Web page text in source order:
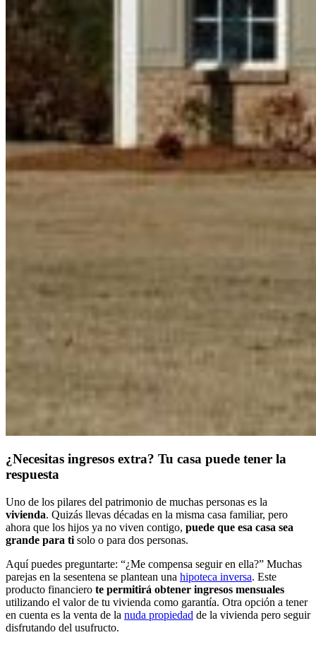
¿Necesitas ingresos extra? Tu casa puede tener la
respuesta
Uno de los pilares del patrimonio de muchas personas es la
vivienda. Quizás llevas décadas en la misma casa familiar, pero
ahora que los hijos ya no viven contigo, puede que esa casa sea
grande para ti solo o para dos personas.
Aquí puedes preguntarte: “¿Me compensa seguir en ella?” Muchas
parejas en la sesentena se plantean una hipoteca inversa. Este
producto financiero te permitirá obtener ingresos mensuales
utilizando el valor de tu vivienda como garantía. Otra opción a tener
en cuenta es la venta de la nuda propiedad de la vivienda pero seguir
disfrutando del usufructo.